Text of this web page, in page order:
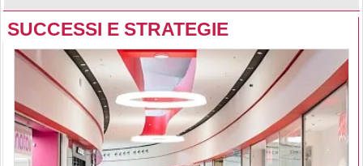
SUCCESSI E STRATEGIE